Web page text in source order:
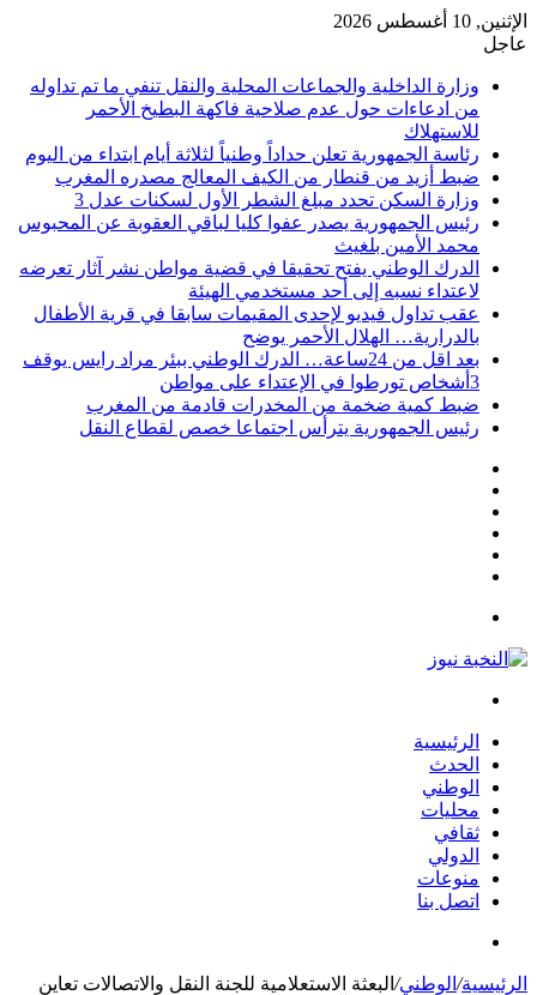
الإثنين, 10 أغسطس 2026
عاجل
وزارة الداخلية والجماعات المحلية والنقل تنفي ما تم تداوله
من ادعاءات حول عدم صلاحية فاكهة البطيخ الأحمر
للاستهلاك
رئاسة الجمهورية تعلن حداداً وطنياً لثلاثة أيام ابتداء من اليوم
ضبط أزيد من قنطار من الكيف المعالج مصدره المغرب
وزارة السكن تحدد مبلغ الشطر الأول لسكنات عدل 3
رئيس الجمهورية يصدر عفوا كليا لباقي العقوبة عن المحبوس
محمد الأمين بلغيث
الدرك الوطني يفتح تحقيقا في قضية مواطن نشر آثار تعرضه
لاعتداء نسبه إلى أحد مستخدمي الهيئة
عقب تداول فيديو لإحدى المقيمات سابقا في قرية الأطفال
بالدرارية… الهلال الأحمر يوضح
بعد اقل من 24ساعة… الدرك الوطني ببئر مراد رايس يوقف
3أشخاص تورطوا في الإعتداء على مواطن
ضبط كمية ضخمة من المخدرات قادمة من المغرب
رئيس الجمهورية يترأس اجتماعا خصص لقطاع النقل
الرئيسية
الحدث
الوطني
محليات
ثقافي
الدولي
منوعات
اتصل بنا
الرئيسية/ الوطني/ البعثة الاستعلامية للجنة النقل والاتصالات تعاين